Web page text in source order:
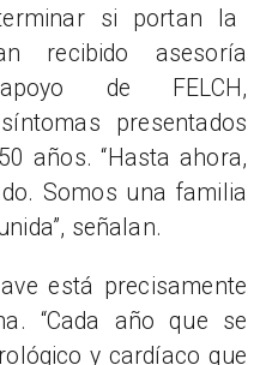
si portan la
recibido asesoría
de FELCH,
presentados
años.“Hasta ahora,
Somos una familia
señalan.
está precisamente
“Cada año que se
y cardíaco que